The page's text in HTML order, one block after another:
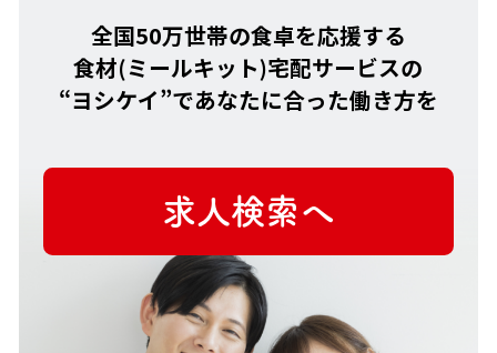
全国50万世帯の食卓を応援する
食材(ミールキット)宅配サービスの
“ヨシケイ”であなたに合った働き方を
求人検索へ